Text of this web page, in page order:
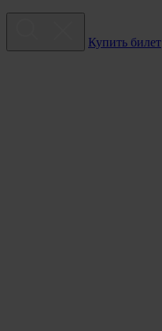
Купить билет